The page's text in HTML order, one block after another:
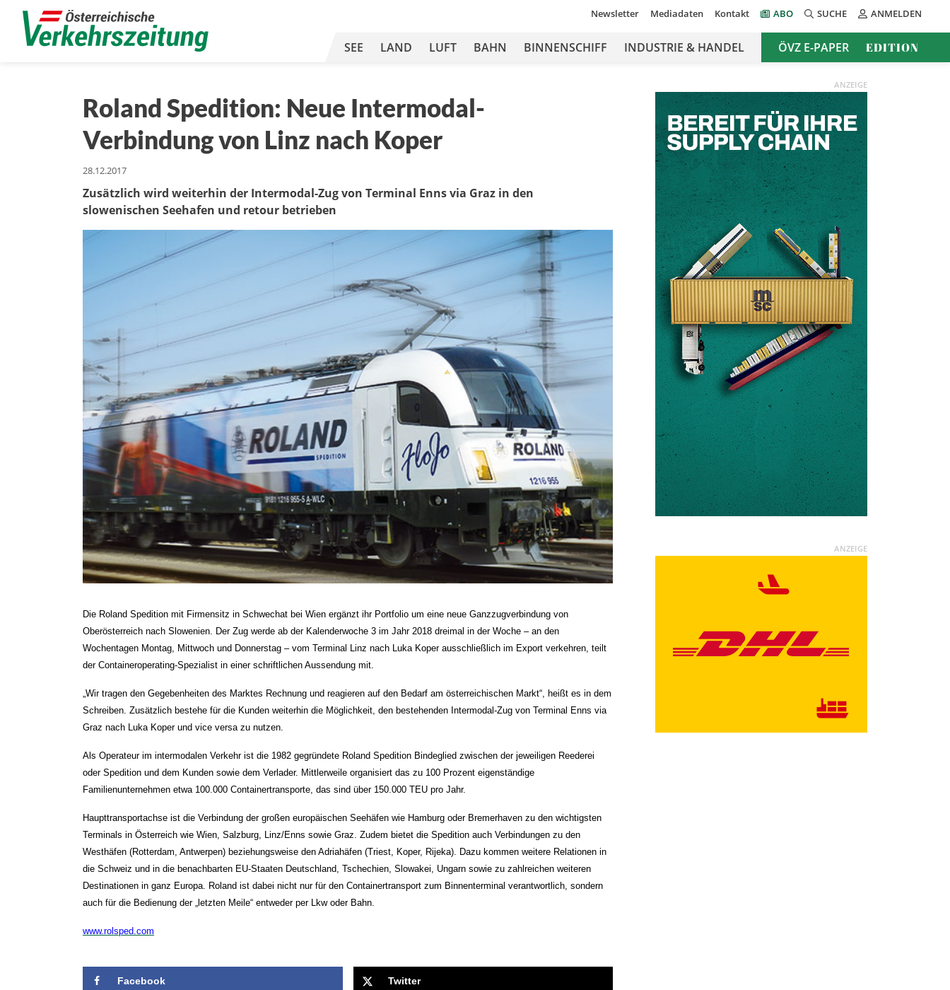
Newsletter Mediadaten Kontakt ABO SUCHE ANMELDEN
SEE LAND LUFT BAHN BINNENSCHIFF INDUSTRIE & HANDEL ÖVZ E-PAPER EDITION
Roland Spedition: Neue Intermodal-
Verbindung von Linz nach Koper
28.12.2017
Zusätzlich wird weiterhin der Intermodal-Zug von Terminal Enns via Graz in den
slowenischen Seehafen und retour betrieben
Die Roland Spedition mit Firmensitz in Schwechat bei Wien ergänzt ihr Portfolio um eine neue Ganzzugverbindung von
Oberösterreich nach Slowenien. Der Zug werde ab der Kalenderwoche 3 im Jahr 2018 dreimal in der Woche – an den
Wochentagen Montag, Mittwoch und Donnerstag – vom Terminal Linz nach Luka Koper ausschließlich im Export verkehren, teilt
der Containeroperating-Spezialist in einer schriftlichen Aussendung mit.
„Wir tragen den Gegebenheiten des Marktes Rechnung und reagieren auf den Bedarf am österreichischen Markt“, heißt es in dem
Schreiben. Zusätzlich bestehe für die Kunden weiterhin die Möglichkeit, den bestehenden Intermodal-Zug von Terminal Enns via
Graz nach Luka Koper und vice versa zu nutzen.
Als Operateur im intermodalen Verkehr ist die 1982 gegründete Roland Spedition Bindeglied zwischen der jeweiligen Reederei
oder Spedition und dem Kunden sowie dem Verlader. Mittlerweile organisiert das zu 100 Prozent eigenständige
Familienunternehmen etwa 100.000 Containertransporte, das sind über 150.000 TEU pro Jahr.
Haupttransportachse ist die Verbindung der großen europäischen Seehäfen wie Hamburg oder Bremerhaven zu den wichtigsten
Terminals in Österreich wie Wien, Salzburg, Linz/Enns sowie Graz. Zudem bietet die Spedition auch Verbindungen zu den
Westhäfen (Rotterdam, Antwerpen) beziehungsweise den Adriahäfen (Triest, Koper, Rijeka). Dazu kommen weitere Relationen in
die Schweiz und in die benachbarten EU-Staaten Deutschland, Tschechien, Slowakei, Ungarn sowie zu zahlreichen weiteren
Destinationen in ganz Europa. Roland ist dabei nicht nur für den Containertransport zum Binnenterminal verantwortlich, sondern
auch für die Bedienung der „letzten Meile“ entweder per Lkw oder Bahn.
www.rolsped.com
Facebook Twitter
ANZEIGE
ANZEIGE